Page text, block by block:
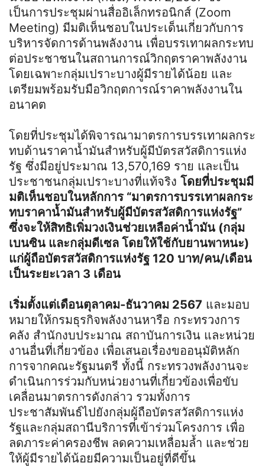
เป็นการประชุมผ่านสื่ออิเล็กทรอนิกส์ (Zoom
Meeting) มีมติเห็นชอบในประเด็นเกี่ยวกับการ
บริหารจัดการด้านพลังงาน เพื่อบรรเทาผลกระทบ
ต่อประชาชนในสถานการณ์วิกฤตราคาพลังงาน
โดยเฉพาะกลุ่มเปราะบางผู้มีรายได้น้อย และ
เตรียมพร้อมรับมือวิกฤตการณ์ราคาพลังงานใน
อนาคต
โดยที่ประชุมได้พิจารณามาตรการบรรเทาผลกระ
ทบด้านราคาน้ำมันสำหรับผู้มีบัตรสวัสดิการแห่ง
รัฐ ซึ่งมีอยู่ประมาณ 13,570,169 ราย และเป็น
ประชาชนกลุ่มเปราะบางที่แท้จริง โดยที่ประชุมมี
มติเห็นชอบในหลักการ “มาตรการบรรเทาผลกระ
ทบราคาน้ำมันสำหรับผู้มีบัตรสวัสดิการแห่งรัฐ”
ซึ่งจะให้สิทธิเพิ่มวงเงินช่วยเหลือค่าน้ำมัน (กลุ่ม
เบนซิน และกลุ่มดีเซล โดยให้ใช้กับยานพาหนะ)
แก่ผู้ถือบัตรสวัสดิการแห่งรัฐ 120 บาท/คน/เดือน
เป็นระยะเวลา 3 เดือน
เริ่มตั้งแต่เดือนตุลาคม-ธันวาคม 2567 และมอบ
หมายให้กรมธุรกิจพลังงานหารือ กระทรวงการ
คลัง สำนักงบประมาณ สถาบันการเงิน และหน่วย
งานอื่นที่เกี่ยวข้อง เพื่อเสนอเรื่องขออนุมัติหลัก
การจากคณะรัฐมนตรี ทั้งนี้ กระทรวงพลังงานจะ
ดำเนินการร่วมกับหน่วยงานที่เกี่ยวข้องเพื่อขับ
เคลื่อนมาตรการดังกล่าว รวมทั้งการ
ประชาสัมพันธ์ไปยังกลุ่มผู้ถือบัตรสวัสดิการแห่ง
รัฐและกลุ่มสถานีบริการที่เข้าร่วมโครงการ เพื่อ
ลดภาระค่าครองชีพ ลดความเหลื่อมล้ำ และช่วย
ให้ผู้มีรายได้น้อยมีความเป็นอยู่ที่ดีขึ้น